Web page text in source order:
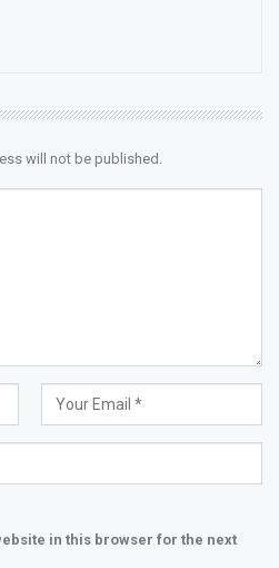
will not be published.
in this browser for the next